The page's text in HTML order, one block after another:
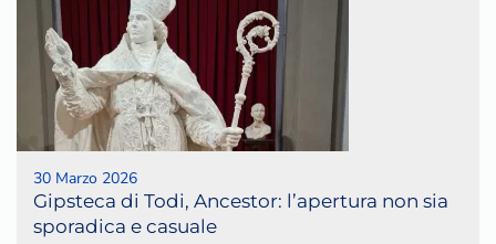
30 Marzo 2026
Gipsteca di Todi, Ancestor: l’apertura non sia
sporadica e casuale